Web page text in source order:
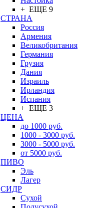
+ ЕЩЕ 9
СТРАНА
Россия
Армения
Великобритания
Германия
Грузия
Дания
Израиль
Ирландия
Испания
+ ЕЩЕ 3
ЦЕНА
до 1000 руб.
1000 - 3000 руб.
3000 - 5000 руб.
от 5000 руб.
ПИВО
Эль
Лагер
СИДР
Сухой